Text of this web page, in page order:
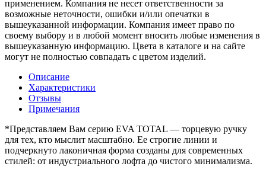
применением. Компания не несет ответственности за
возможные неточности, ошибки и/или опечатки в
вышеуказанной информации. Компания имеет право по
своему выбору и в любой момент вносить любые изменения в
вышеуказанную информацию. Цвета в каталоге и на сайте
могут не полностью совпадать с цветом изделий.
Описание
Характеристики
Отзывы
Примечания
*Представляем Вам серию EVA TOTAL — торцевую ручку
для тех, кто мыслит масштабно. Ее строгие линии и
подчеркнуто лаконичная форма созданы для современных
стилей: от индустриального лофта до чистого минимализма.